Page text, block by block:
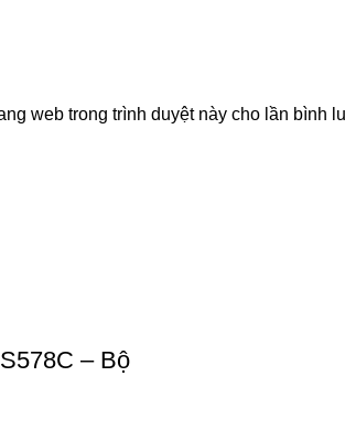
web trong trình duyệt này cho lần bình
– Bộ